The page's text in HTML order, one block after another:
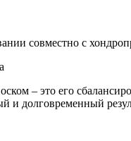
совместно с
– это его
и долговременный